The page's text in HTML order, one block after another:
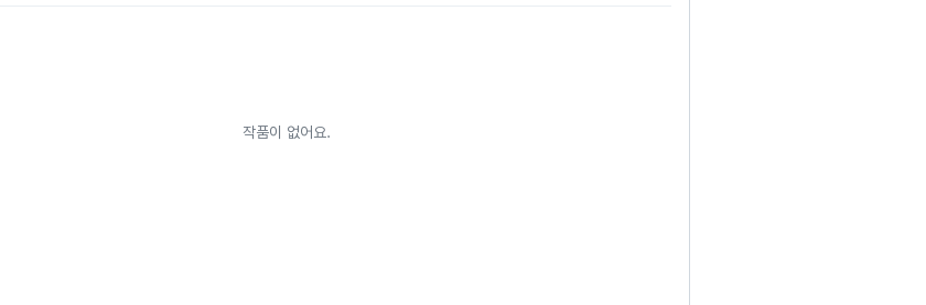
작품이 없어요.